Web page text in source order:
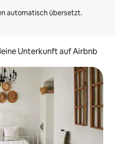
Unterkunft auf Airbnb